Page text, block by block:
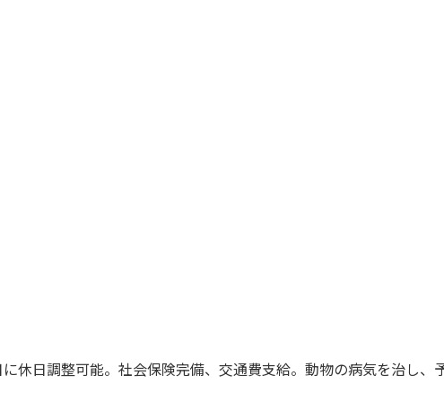
休日調整可能。社会保険完備、交通費支給。動物の病気を治し、